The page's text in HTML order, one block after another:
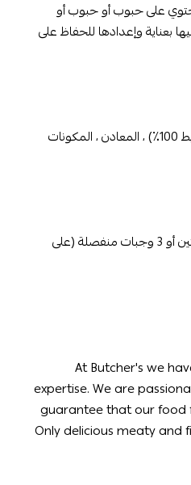
على حبوب أو حبوب أو
بعناية وإعدادها للحفاظ على
مشتقات اللحوم والحيوانات والأسماك ومشتقاتها (4٪ منها أسماك المحيط 100٪) ، المعادن ، المكونات
من الناحية المثالية ، قم بإطعام قطتك 3/4 علبة من كلاسيك يوميًا في وجبتين أو 3 وجبات منفصلة (على
At Butcher's we
expertise. We are
guarantee that our food
Only delicious meaty and